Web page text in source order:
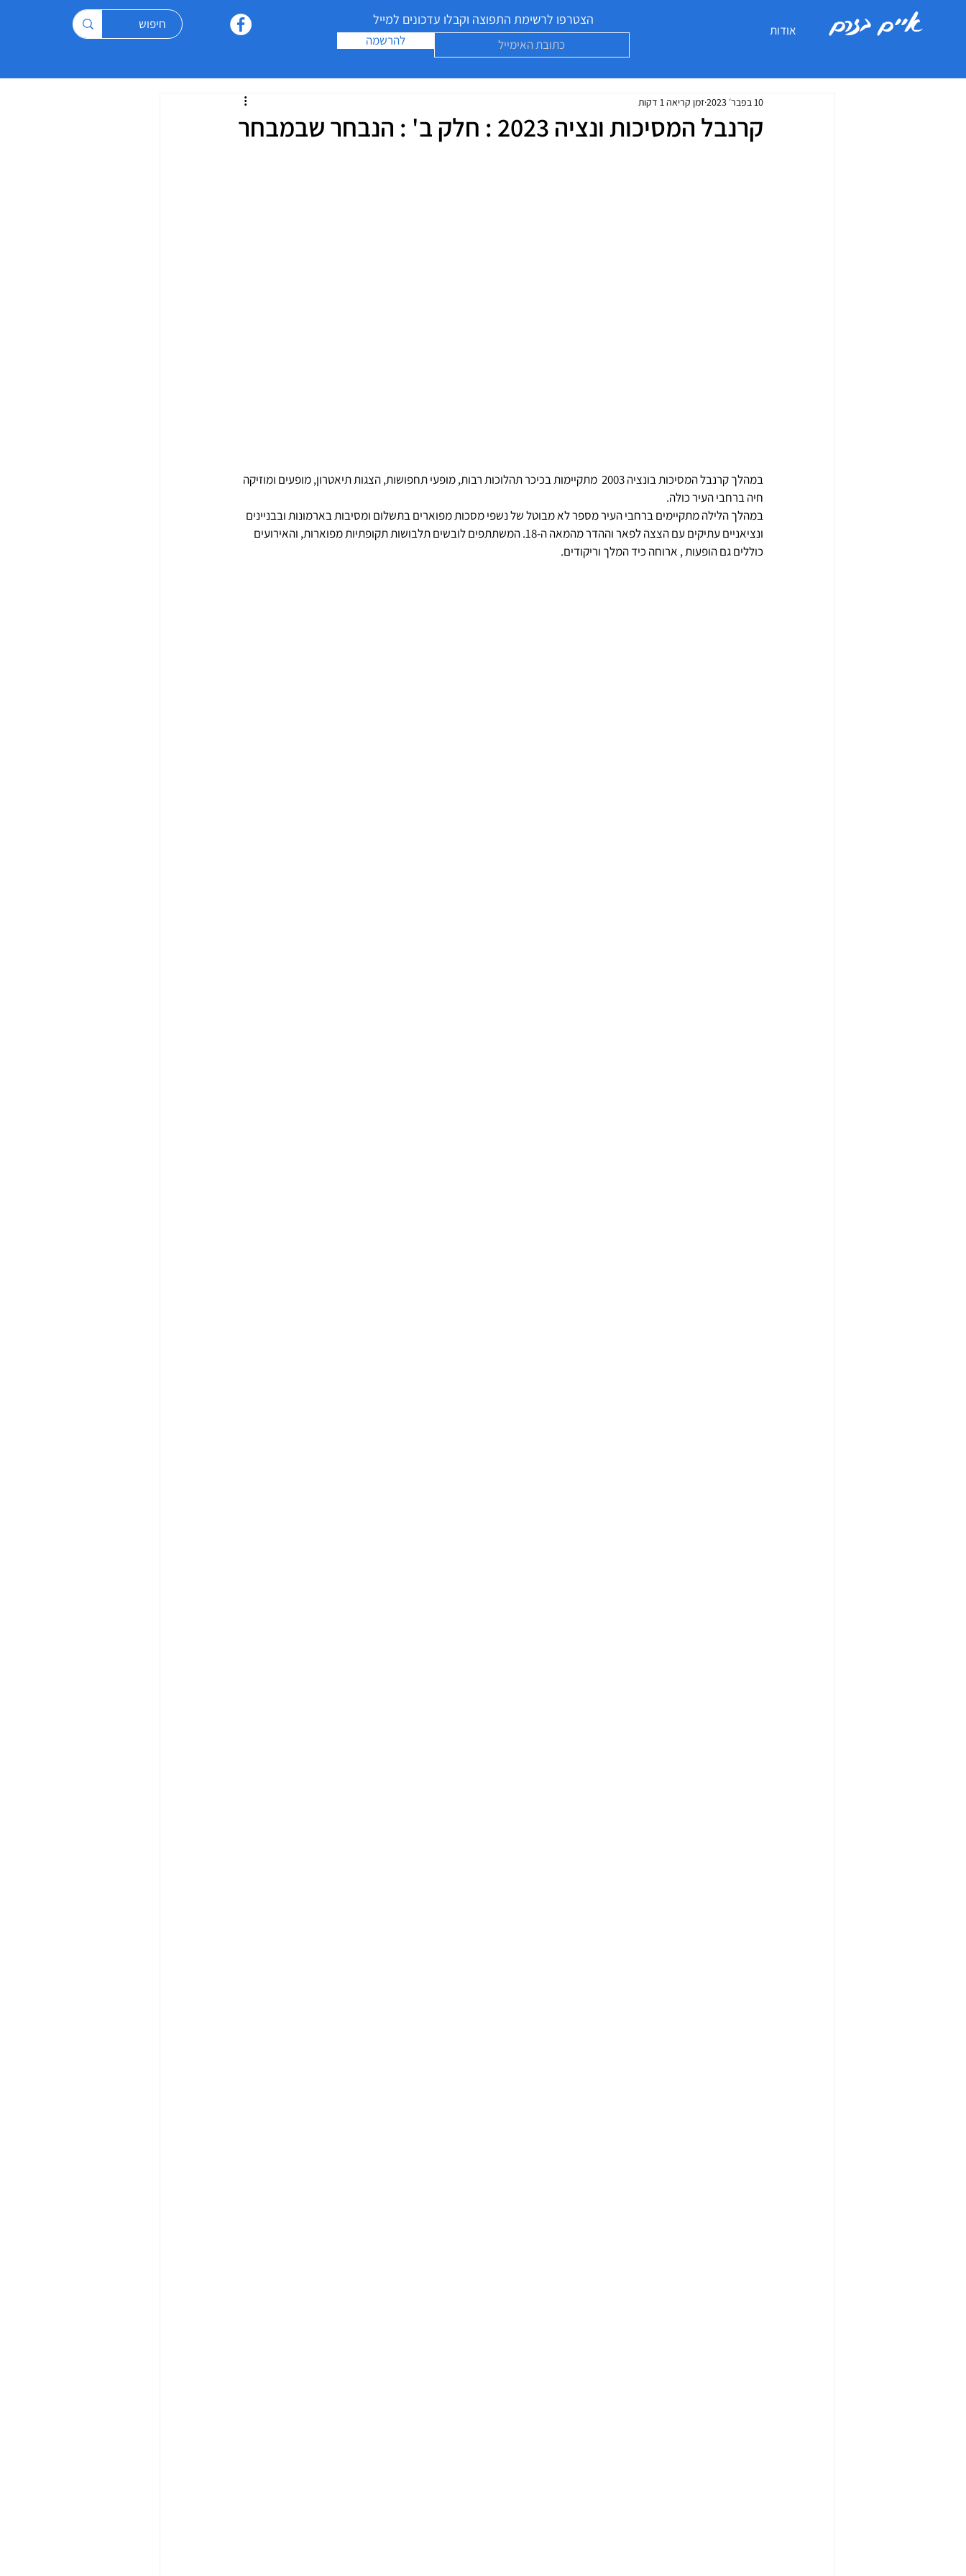
הצטרפו לרשימת התפוצה וקבלו עדכונים למייל
להרשמה
אודות איים בזרם
קרנבל המסיכות ונציה 2023 : חלק ב' : הנבחר שבמבחר
10 בפבר׳ 2023 זמן קריאה 1 דקות
במהלך קרנבל המסיכות בונציה 2003  מתקיימות בכיכר תהלוכות רבות, מופעי תחפושות, הצגות תיאטרון, מופעים ומוזיקה
חיה ברחבי העיר כולה.
במהלך הלילה מתקיימים ברחבי העיר מספר לא מבוטל של נשפי מסכות מפוארים בתשלום ומסיבות בארמונות ובבניינים
ונציאניים עתיקים עם הצצה לפאר וההדר מהמאה ה-18. המשתתפים לובשים תלבושות תקופתיות מפוארות, והאירועים
כוללים גם הופעות , ארוחה כיד המלך וריקודים.